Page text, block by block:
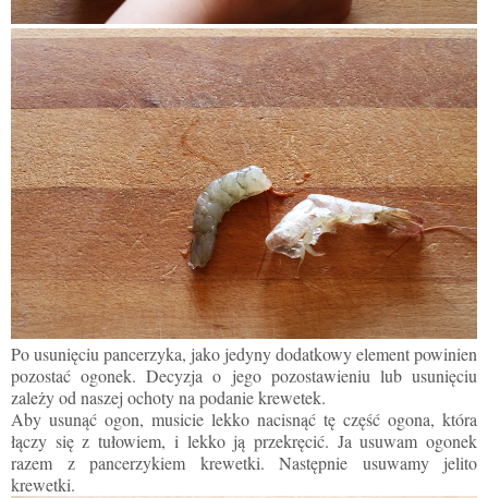
Po usunięciu pancerzyka, jako jedyny dodatkowy element powinien
pozostać ogonek. Decyzja o jego pozostawieniu lub usunięciu
zależy od naszej ochoty na podanie krewetek.
Aby usunąć ogon, musicie lekko nacisnąć tę część ogona, która
łączy się z tułowiem, i lekko ją przekręcić. Ja usuwam ogonek
razem z pancerzykiem krewetki. Następnie usuwamy jelito
krewetki.